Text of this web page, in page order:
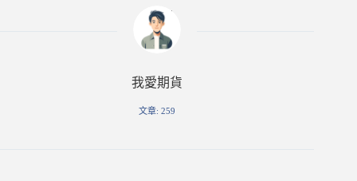
我愛期貨
文章: 259